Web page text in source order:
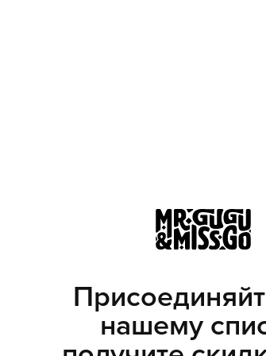
нашему